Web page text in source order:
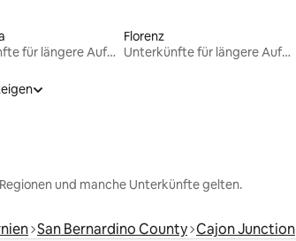
Unterkünfte für längere Aufenthalte
Florenz
Unterkünfte für längere Aufenthalte
und manche Unterkünfte gelten.
San Bernardino County Cajon Junction